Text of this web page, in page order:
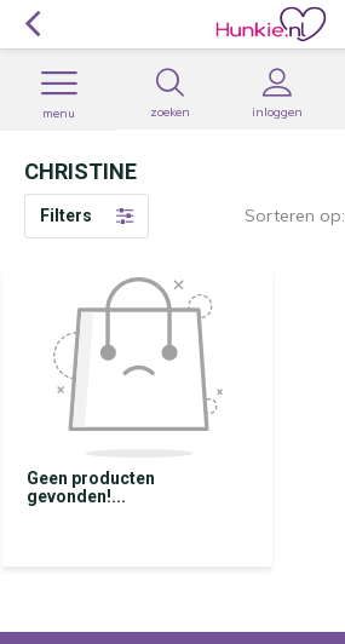
zoeken inloggen
menu
CHRISTINE
Filters Sorteren op:
Geen producten
gevonden!...